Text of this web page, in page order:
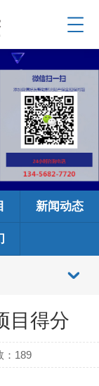
新闻动态
目得分
189